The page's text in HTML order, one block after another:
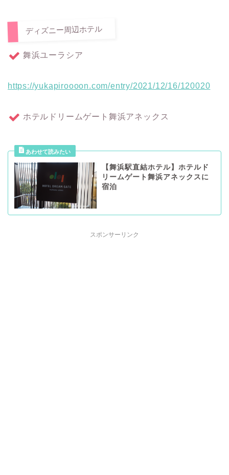
ディズニー周辺ホテル
舞浜ユーラシア
https://yukapiroooon.com/entry/2021/12/16/120020
ホテルドリームゲート舞浜アネックス
【舞浜駅直結ホテル】ホテルド
リームゲート舞浜アネックスに
宿泊
スポンサーリンク